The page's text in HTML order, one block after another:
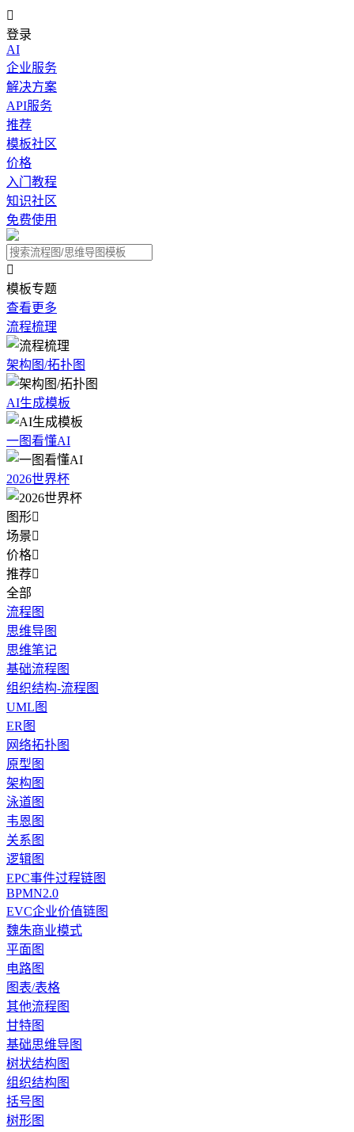

登录
AI
企业服务
解决方案
API服务
推荐
模板社区
价格
入门教程
知识社区
免费使用

模板专题
查看更多
流程梳理
架构图/拓扑图
AI生成模板
一图看懂AI
2026世界杯
图形
场景
价格
推荐
全部
流程图
思维导图
思维笔记
基础流程图
组织结构-流程图
UML图
ER图
网络拓扑图
原型图
架构图
泳道图
韦恩图
关系图
逻辑图
EPC事件过程链图
BPMN2.0
EVC企业价值链图
魏朱商业模式
平面图
电路图
图表/表格
其他流程图
甘特图
基础思维导图
树状结构图
组织结构图
括号图
树形图